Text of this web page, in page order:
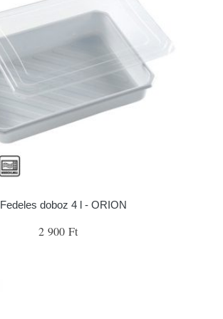
Fedeles doboz 4 l - ORION
2 900 Ft